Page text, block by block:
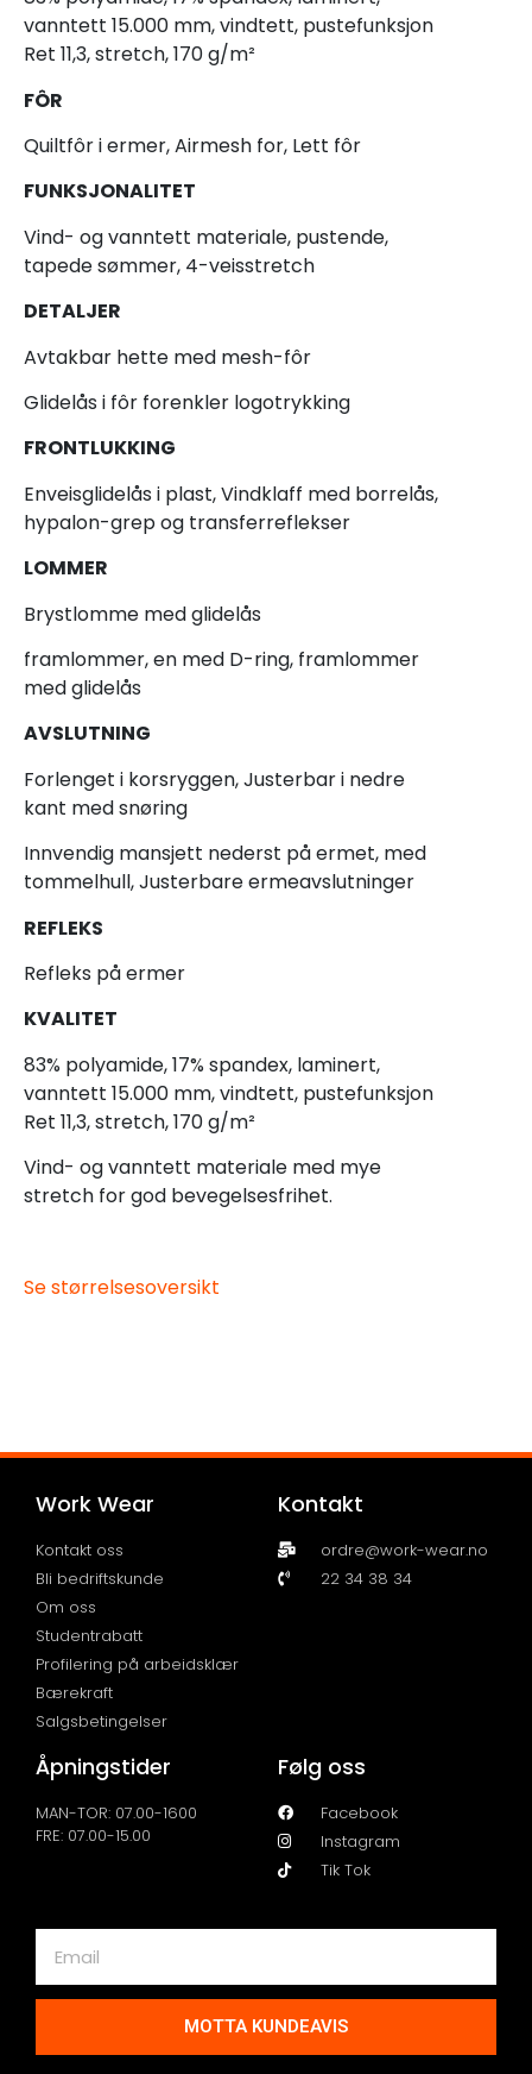
vanntett 15.000 mm, vindtett, pustefunksjon
Ret 11,3, stretch, 170 g/m²
FÔR
Quiltfôr i ermer, Airmesh for, Lett fôr
FUNKSJONALITET
Vind- og vanntett materiale, pustende,
tapede sømmer, 4-veisstretch
DETALJER
Avtakbar hette med mesh-fôr
Glidelås i fôr forenkler logotrykking
FRONTLUKKING
Enveisglidelås i plast, Vindklaff med borrelås,
hypalon-grep og transferreflekser
LOMMER
Brystlomme med glidelås
framlommer, en med D-ring, framlommer
med glidelås
AVSLUTNING
Forlenget i korsryggen, Justerbar i nedre
kant med snøring
Innvendig mansjett nederst på ermet, med
tommelhull, Justerbare ermeavslutninger
REFLEKS
Refleks på ermer
KVALITET
83% polyamide, 17% spandex, laminert,
vanntett 15.000 mm, vindtett, pustefunksjon
Ret 11,3, stretch, 170 g/m²
Vind- og vanntett materiale med mye
stretch for god bevegelsesfrihet.
Se størrelsesoversikt
Work Wear
Kontakt oss
Bli bedriftskunde
Om oss
Studentrabatt
Profilering på arbeidsklær
Bærekraft
Salgsbetingelser
Kontakt
ordre@work-wear.no
22 34 38 34
Åpningstider
MAN-TOR: 07.00-1600
FRE: 07.00-15.00
Følg oss
Facebook
Instagram
Tik Tok
MOTTA KUNDEAVIS